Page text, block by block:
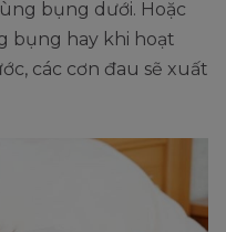
bụng dưới. Hoặc
bụng hay khi hoạt
các cơn đau sẽ xuất